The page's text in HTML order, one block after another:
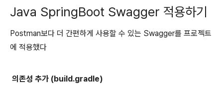
Java SpringBoot Swagger 적용하기
Postman보다 더 간편하게 사용할 수 있는 Swagger를 프로젝트
에 적용했다
의존성 추가 (build.gradle)